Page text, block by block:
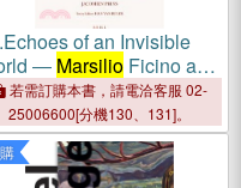
Echoes of an Invisible
― MarsilioFicino and
Patrizi on Cosmic
and Music Theory
若需訂購本書，請電洽客服 02-
25006600[分機130、131]。